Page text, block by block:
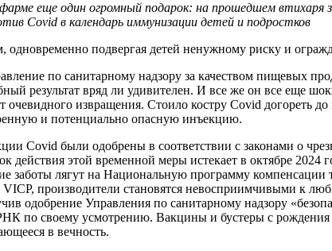
еще один огромный подарок: на прошедшем
Covid в календарь иммунизации детей и подростков
подвергая детей ненужному риску и
по санитарному надзору за качеством пищевых
результат вряд ли удивителен. И все же он все еще
очевидного извращения. Стоило костру Covid догореть
и потенциально опасную инъекцию.
Covid были одобрены в соответствии с законами о
действия этой временной меры истекает в октябре
заботы лягут на Национальную программу
VICP, производители становятся невосприимчивыми к
Управления по санитарному надзору
по своему усмотрению. Вакцины и бустеры с
в вечность.